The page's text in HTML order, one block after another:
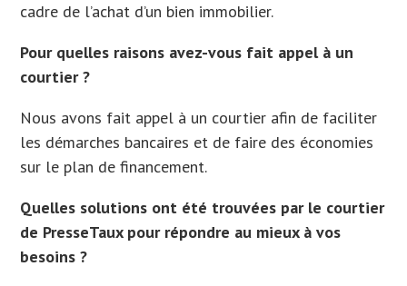
cadre de l’achat d’un bien immobilier.
Pour quelles raisons avez-vous fait appel à un
courtier ?
Nous avons fait appel à un courtier afin de faciliter
les démarches bancaires et de faire des économies
sur le plan de financement.
Quelles solutions ont été trouvées par le courtier
de PresseTaux pour répondre au mieux à vos
besoins ?